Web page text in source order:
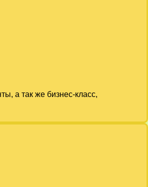
а так же бизнес-класс,